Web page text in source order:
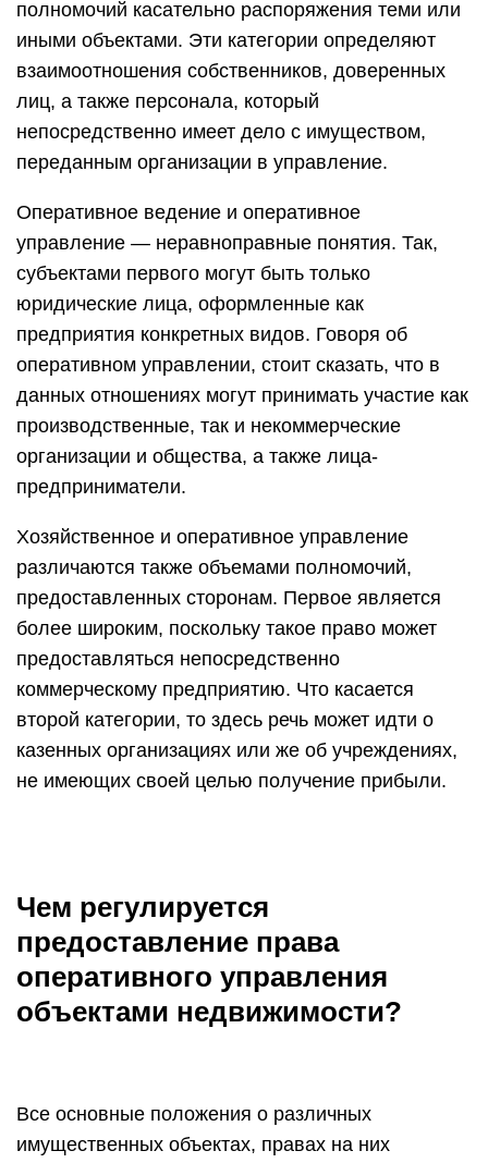
полномочий касательно распоряжения теми или
иными объектами. Эти категории определяют
взаимоотношения собственников, доверенных
лиц, а также персонала, который
непосредственно имеет дело с имуществом,
переданным организации в управление.
Оперативное ведение и оперативное
управление — неравноправные понятия. Так,
субъектами первого могут быть только
юридические лица, оформленные как
предприятия конкретных видов. Говоря об
оперативном управлении, стоит сказать, что в
данных отношениях могут принимать участие как
производственные, так и некоммерческие
организации и общества, а также лица-
предприниматели.
Хозяйственное и оперативное управление
различаются также объемами полномочий,
предоставленных сторонам. Первое является
более широким, поскольку такое право может
предоставляться непосредственно
коммерческому предприятию. Что касается
второй категории, то здесь речь может идти о
казенных организациях или же об учреждениях,
не имеющих своей целью получение прибыли.
Чем регулируется
предоставление права
оперативного управления
объектами недвижимости?
Все основные положения о различных
имущественных объектах, правах на них